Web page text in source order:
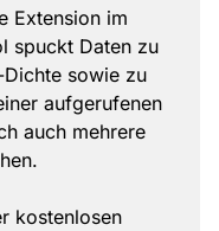
Extension im
spuckt Daten zu
sowie zu
aufgerufenen
auch mehrere
kostenlosen